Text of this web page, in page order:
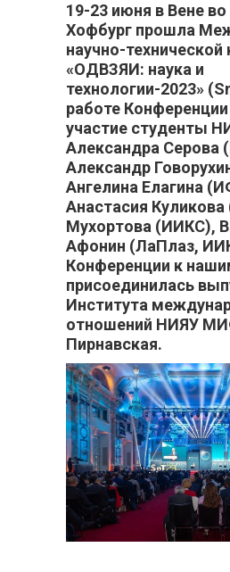
19-23 июня в Вене
Хофбург прошла
научно-
«ОДВЗЯИ: наука и
технологии-2023»
работе
участие студенты
Александра
Александр
Ангелина Елагина
Анастасия
Мухортова (ИИКС),
Афонин (ЛаПлаз,
Конференции к
присоединилась
Института
отношений НИЯУ
Пирнавская.